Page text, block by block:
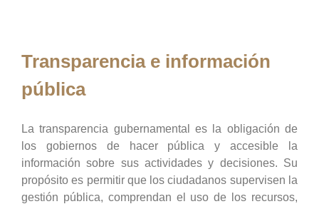
Transparencia e información
pública
La transparencia gubernamental es la obligación de
los gobiernos de hacer pública y accesible la
información sobre sus actividades y decisiones. Su
propósito es permitir que los ciudadanos supervisen la
gestión pública, comprendan el uso de los recursos,